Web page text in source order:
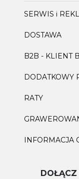
SERWIS i
DOSTAWA
B2B - KLIENT
DODATKOWY
RATY
INFORMACJA
DOŁĄCZ